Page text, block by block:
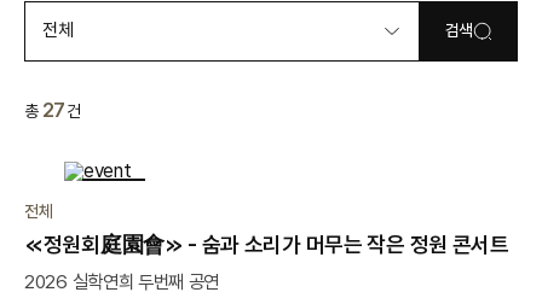
전체 검색
총 27건
전체
≪정원회庭園會≫ - 숨과 소리가 머무는 작은 정원 콘서트
2026 실학연희 두번째 공연